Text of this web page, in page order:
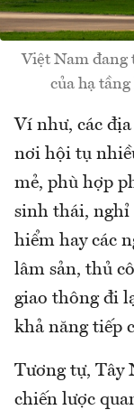
Việt Nam đang
của hạ
Ví như, các
nơi hội tụ
mẻ, phù hợp
sinh thái, nghỉ
hiểm hay các
lâm sản, thủ
giao thông đi
khả năng tiếp
Tương tự, Tây
chiến lược